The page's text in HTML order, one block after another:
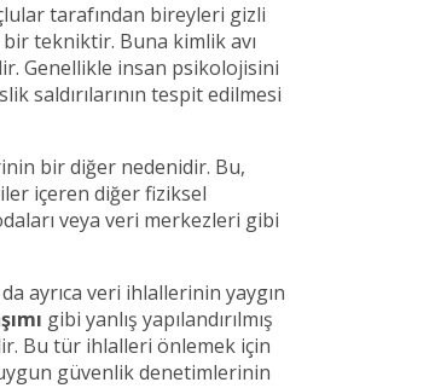
tarafından bireyleri gizli
tekniktir. Buna kimlik avı
Genellikle insan psikolojisini
saldırılarının tespit edilmesi
bir diğer nedenidir. Bu,
içeren diğer fiziksel
veya veri merkezleri gibi
ayrıca veri ihlallerinin yaygın
gibi yanlış yapılandırılmış
Bu tür ihlalleri önlemek için
güvenlik denetimlerinin